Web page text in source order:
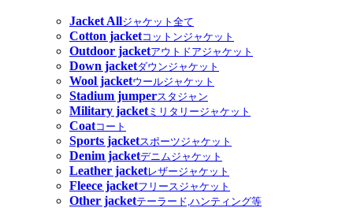
Jacket Allジャケット全て
Cotton jacketコットンジャケット
Outdoor jacketアウトドアジャケット
Down jacketダウンジャケット
Wool jacketウールジャケット
Stadium jumperスタジャン
Military jacketミリタリージャケット
Coatコート
Sports jacketスポーツジャケット
Denim jacketデニムジャケット
Leather jacketレザージャケット
Fleece jacketフリースジャケット
Other jacketテーラード,ハンティング等